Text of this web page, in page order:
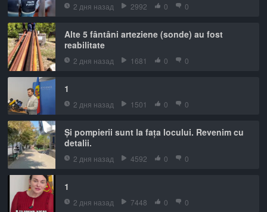
2 дня назад 2992 0 0
Alte 5 fântâni arteziene (sonde) au fost
reabilitate
2 дня назад 1681 0 0
1
2 дня назад 1501 0 0
Și pompierii sunt la fața locului. Revenim cu
detalii.
2 дня назад 4592 0 0
1
2 дня назад 7448 0 0